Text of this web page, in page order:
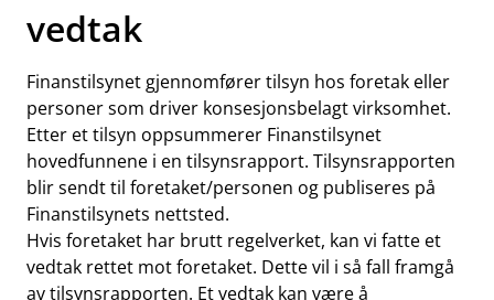
vedtak
Finanstilsynet gjennomfører tilsyn hos foretak eller
personer som driver konsesjonsbelagt virksomhet.
Etter et tilsyn oppsummerer Finanstilsynet
hovedfunnene i en tilsynsrapport. Tilsynsrapporten
blir sendt til foretaket/personen og publiseres på
Finanstilsynets nettsted.
Hvis foretaket har brutt regelverket, kan vi fatte et
vedtak rettet mot foretaket. Dette vil i så fall framgå
av tilsynsrapporten. Et vedtak kan være å